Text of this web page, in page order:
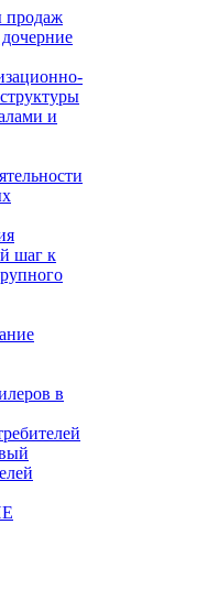
продаж
и
шаг к
в